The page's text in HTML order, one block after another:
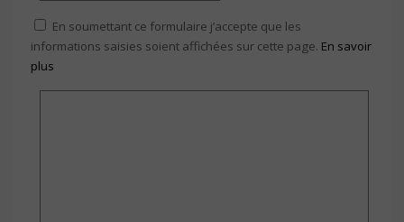
En soumettant ce formulaire j’accepte que les
informations saisies soient affichées sur cette page. En savoir
plus